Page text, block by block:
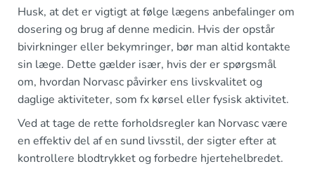
Husk, at det er vigtigt at følge lægens anbefalinger om
dosering og brug af denne medicin. Hvis der opstår
bivirkninger eller bekymringer, bør man altid kontakte
sin læge. Dette gælder især, hvis der er spørgsmål
om, hvordan Norvasc påvirker ens livskvalitet og
daglige aktiviteter, som fx kørsel eller fysisk aktivitet.
Ved at tage de rette forholdsregler kan Norvasc være
en effektiv del af en sund livsstil, der sigter efter at
kontrollere blodtrykket og forbedre hjertehelbredet.